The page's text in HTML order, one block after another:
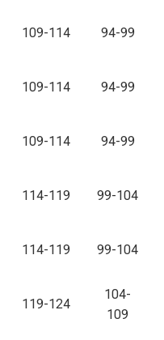
109-114 94-99
109-114 94-99
109-114 94-99
114-119 99-104
114-119 99-104
119-124
104-
109